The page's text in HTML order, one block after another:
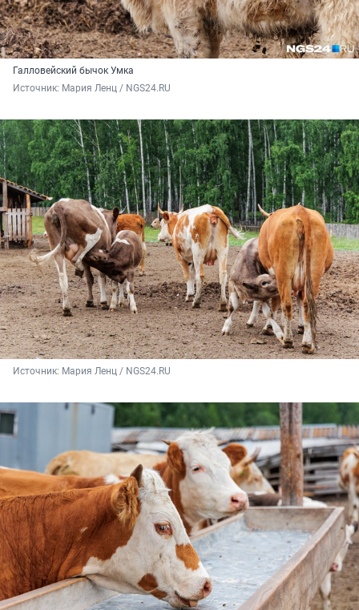
Галловейский бычок Умка
Источник: Мария Ленц / NGS24.RU
Источник: Мария Ленц / NGS24.RU